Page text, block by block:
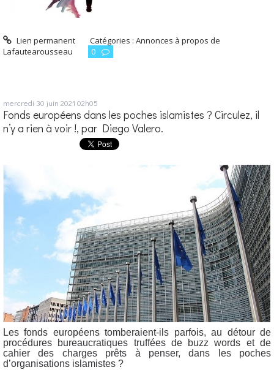
Lien permanent Catégories :Annonces à propos de
Lafautearousseau
0
mercredi 30 juin 2021 02h05
Fonds européens dans les poches islamistes ? Circulez, il
n’y a rien à voir !, par Diego Valero.
Les fonds européens tomberaient-ils parfois, au détour de
procédures bureaucratiques truffées de buzz words et de
cahier des charges prêts à penser, dans les poches
d’organisations islamistes ?